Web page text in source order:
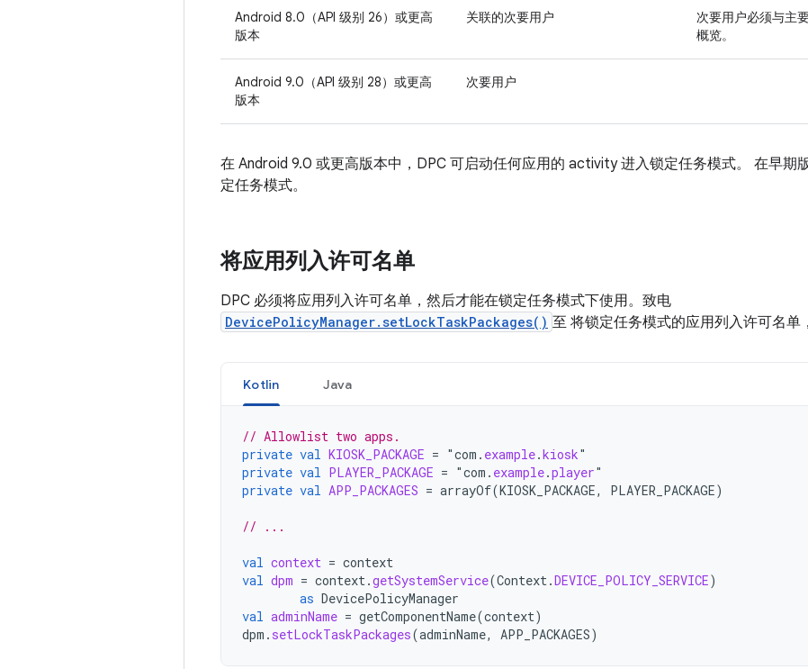
Android 8.0（API 级别 26）或更高
版本
关联的次要用户 次要用户必须与主
概览。
Android 9.0（API 级别 28）或更高
版本
次要用户
在 Android 9.0 或更高版本中，DPC 可启动任何应用的 activity 进入锁定任务模式。 在早期
定任务模式。
将应用列入许可名单
DPC 必须将应用列入许可名单，然后才能在锁定任务模式下使用。致电
DevicePolicyManager.setLockTaskPackages() 至 将锁定任务模式的应用列入许可名单
Kotlin Java
// Allowlist two apps.
private val KIOSK_PACKAGE = "com . example.kiosk
private val PLAYER_PACKAGE = "com . example.player
private val APP_PACKAGES = arrayOf(KIOSK_PACKAGE, PLAYER_PACKAGE)
// ...
val context = context
val dpm = context.getSystemService(Context.DEVICE_POLICY_SERVICE)
as DevicePolicyManager
val adminName = getComponentName(context)
dpm . setLockTaskPackages(adminName, APP_PACKAGES)